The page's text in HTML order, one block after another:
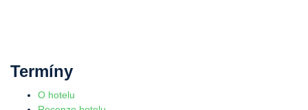
Termíny
O hotelu